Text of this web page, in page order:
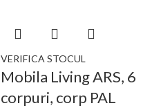
VERIFICA STOCUL
Mobila Living ARS, 6
corpuri, corp PAL